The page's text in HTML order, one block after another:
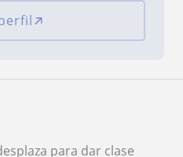
para dar clase